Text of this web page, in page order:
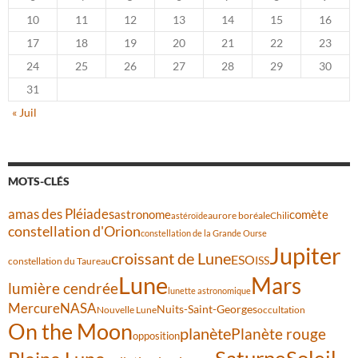
10
11 12 13 14 15
16
17
18 19 20 21 22
23
24
25 26 27 28 29
30
31
« Juil
MOTS-CLÉS
amas des Pléiadesastronomeastéroïdeaurore boréaleChilicomète
constellation d'Orionconstellation de la Grande Ourse
constellation du Taureaucroissant de LuneESOISSJupiter
lumière cendréeLune lunette astronomiqueMars
MercureNASANouvelle LuneNuits-Saint-Georgesoccultation
On the MoonoppositionplanètePlanète rouge